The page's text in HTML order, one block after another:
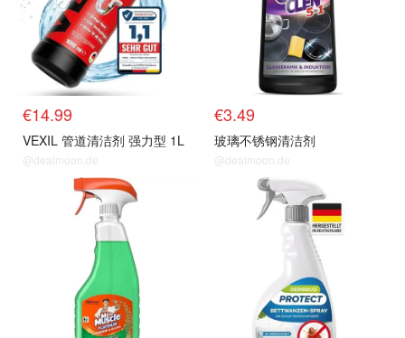
€14.99
VEXIL 管道清洁剂 强力型 1L
@dealmoon.de
€3.49
玻璃不锈钢清洁剂
@dealmoon.de